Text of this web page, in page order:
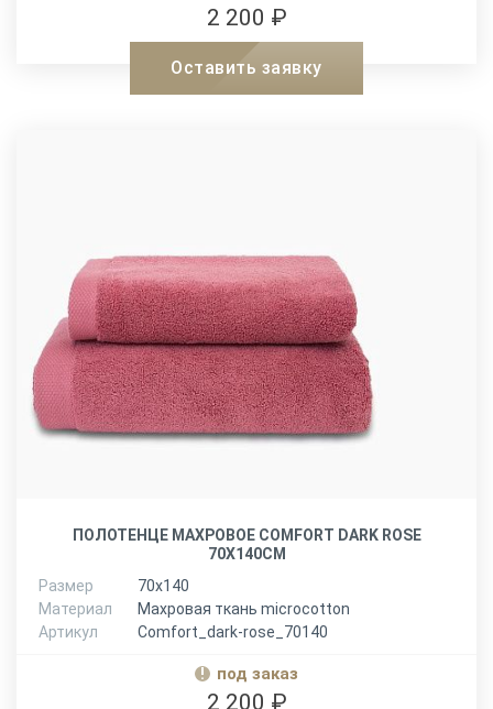
2 200 ₽
Оставить заявку
ПОЛОТЕНЦЕ МАХРОВОЕ COMFORT DARK ROSE
70Х140СМ
Размер
70х140
Материал
Махровая ткань microcotton
Артикул
Comfort_dark-rose_70140
под заказ
2 200 ₽